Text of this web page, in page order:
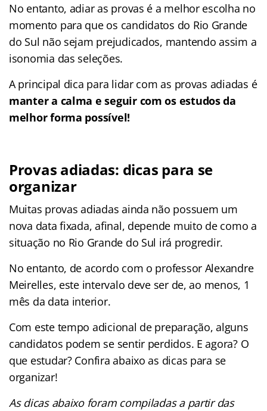
No entanto, adiar as provas é a melhor escolha no
momento para que os candidatos do Rio Grande
do Sul não sejam prejudicados, mantendo assim a
isonomia das seleções.
A principal dica para lidar com as provas adiadas é
manter a calma e seguir com os estudos da
melhor forma possível!
Provas adiadas: dicas para se
organizar
Muitas provas adiadas ainda não possuem um
nova data fixada, afinal, depende muito de como a
situação no Rio Grande do Sul irá progredir.
No entanto, de acordo com o professor Alexandre
Meirelles, este intervalo deve ser de, ao menos, 1
mês da data interior.
Com este tempo adicional de preparação, alguns
candidatos podem se sentir perdidos. E agora? O
que estudar? Confira abaixo as dicas para se
organizar!
As dicas abaixo foram compiladas a partir das